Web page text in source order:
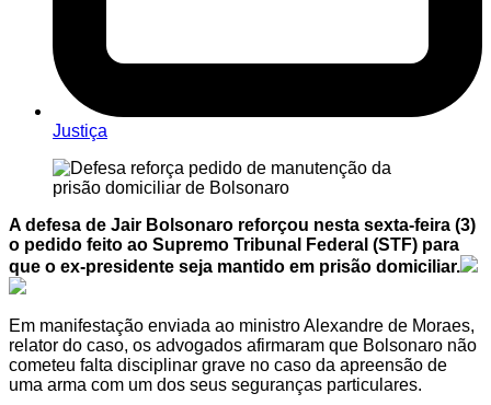
Justiça
A defesa de Jair Bolsonaro reforçou nesta sexta-feira (3)
o pedido feito ao Supremo Tribunal Federal (STF) para
que o ex-presidente seja mantido em prisão domiciliar.
Em manifestação enviada ao ministro Alexandre de Moraes,
relator do caso, os advogados afirmaram que Bolsonaro não
cometeu falta disciplinar grave no caso da apreensão de
uma arma com um dos seus seguranças particulares.